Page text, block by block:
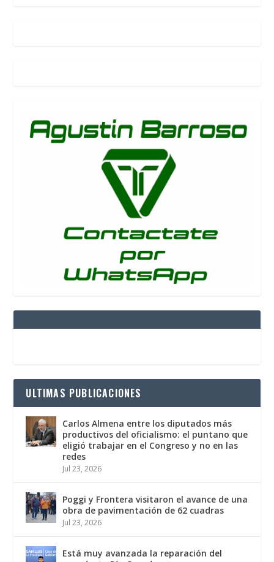
ULTIMAS PUBLICACIONES
Carlos Almena entre los diputados más
productivos del oficialismo: el puntano que
eligió trabajar en el Congreso y no en las
redes
Jul 23, 2026
Poggi y Frontera visitaron el avance de una
obra de pavimentación de 62 cuadras
Jul 23, 2026
Está muy avanzada la reparación del